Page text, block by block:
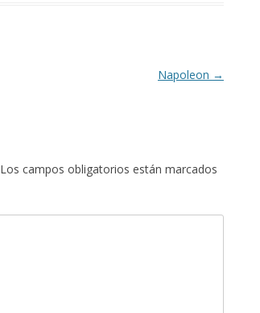
Napoleon →
Los campos obligatorios están marcados